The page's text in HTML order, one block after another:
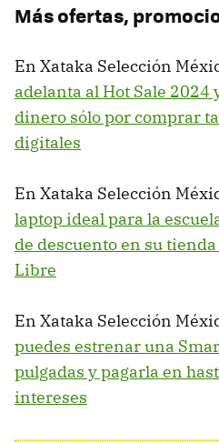
Más ofertas,
En Xataka Selección
adelanta al Hot Sale 2024
dinero sólo por comprar
digitales
En Xataka Selección
laptop ideal para la
de descuento en su
Libre
En Xataka Selección
puedes estrenar una
pulgadas y pagarla en
intereses